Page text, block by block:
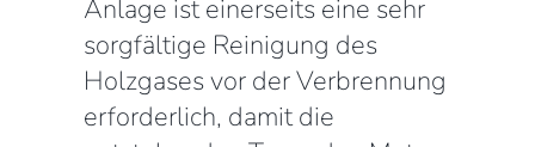
Anlage ist einerseits eine sehr
sorgfältige Reinigung des
Holzgases vor der Verbrennung
erforderlich, damit die